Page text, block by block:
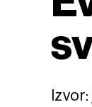
Izvor: